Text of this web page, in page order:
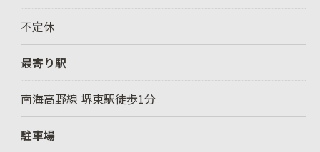
不定休
最寄り駅
南海高野線 堺東駅徒歩1分
駐車場